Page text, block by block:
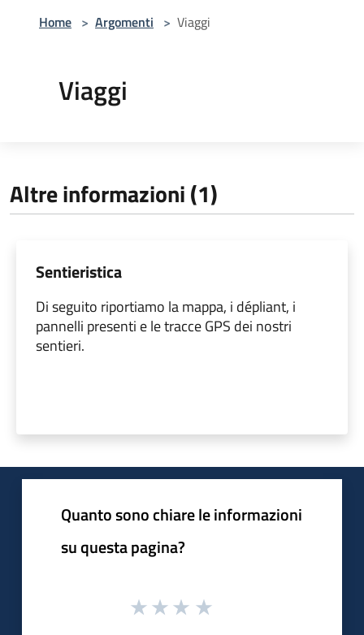
Home > Argomenti > Viaggi
Viaggi
Altre informazioni (1)
Sentieristica
Di seguito riportiamo la mappa, i dépliant, i
pannelli presenti e le tracce GPS dei nostri
sentieri.
Quanto sono chiare le informazioni
su questa pagina?